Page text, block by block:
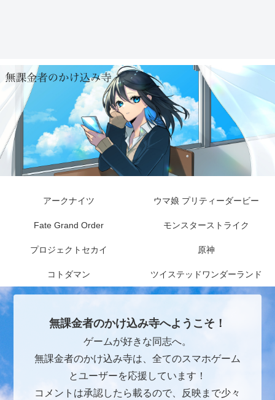
アークナイツ ウマ娘 プリティーダービー
Fate Grand Order モンスターストライク
プロジェクトセカイ 原神
コトダマン ツイステッドワンダーランド
無課金者のかけ込み寺へようこそ！
ゲームが好きな同志へ。
無課金者のかけ込み寺は、全てのスマホゲーム
とユーザーを応援しています！
コメントは承認したら載るので、反映まで少々